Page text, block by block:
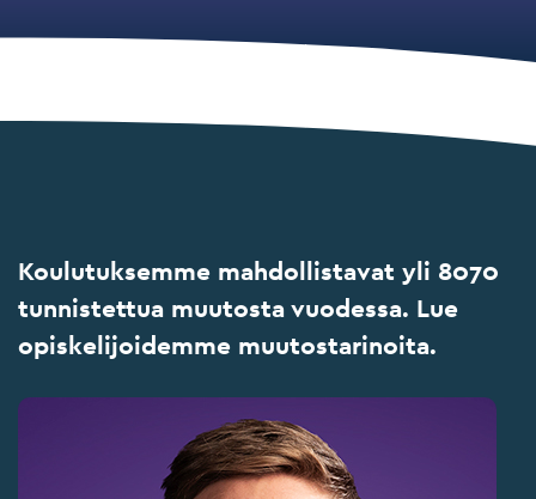
Koulutuksemme mahdollistavat yli 8070
tunnistettua muutosta vuodessa. Lue
opiskelijoidemme muutostarinoita.